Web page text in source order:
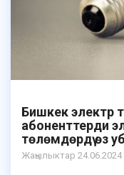
Бишкек электр
абоненттерди
төлөмдөрдү өз
Жаңылыктар 24.06.2024